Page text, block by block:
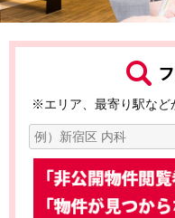
※エリア、最寄り駅など